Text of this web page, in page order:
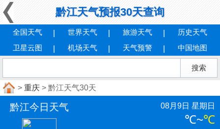
黔江天气预报30天查询
全国天气 世界天气 旅游天气
历史天气
卫星云图
机场天气 天气预警 中国地图
> 重庆 > 黔江天气30天
黔江今日天气 08月9日 星期日
℃~℃